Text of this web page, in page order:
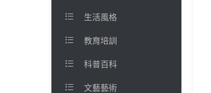
 生活風格
 教育培訓
 科普百科
 文藝藝術